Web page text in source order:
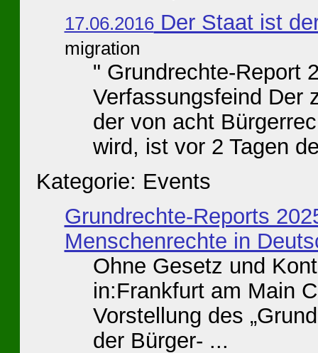
17.06.2016Der Staat ist
migration
" Grundrechte-Report
Verfassungsfeind Der
der von acht
wird, ist vor 2 Tagen
Kategorie: Events
Grundrechte-Reports
Menschenrechte in
Ohne Gesetz und
in:Frankfurt am Main
Vorstellung des
der Bürger- ...